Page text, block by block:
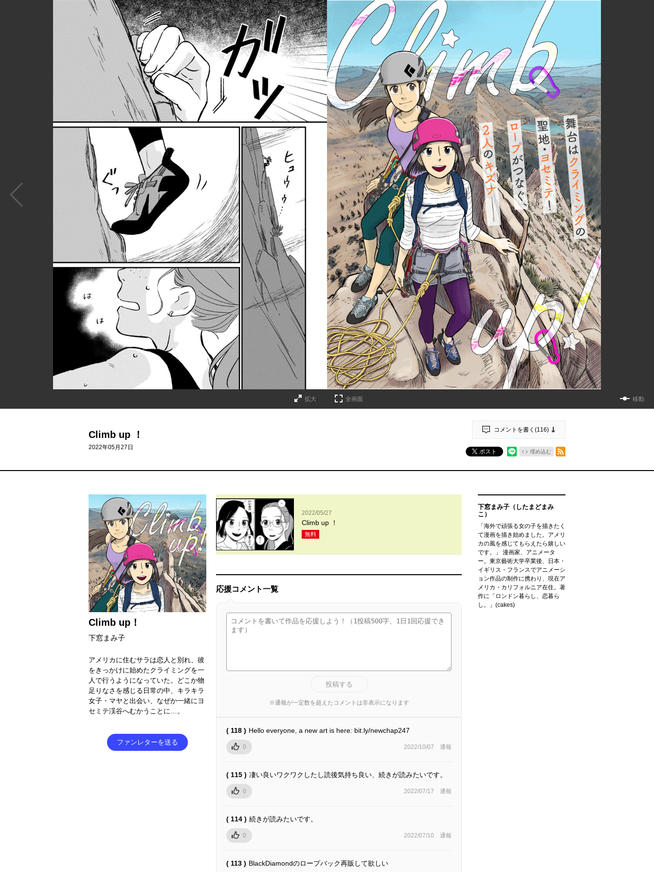
拡大 全画面 移動
Climb up ！
2022年05月27日
コメントを書く(116)
ポスト 埋め込む
Climb up！
下窓まみ子
アメリカに住むサラは恋人と別れ、彼
をきっかけに始めたクライミングを一
人で行うようになっていた。どこか物
足りなさを感じる日常の中、キラキラ
女子・マヤと出会い、なぜか一緒にヨ
セミテ渓谷へむかうことに…。
ファンレターを送る
2022/05/27
Climb up ！
無料
応援コメント一覧
投稿する
※通報が一定数を超えたコメントは非表示になります
( 118 ) Hello everyone, a new art is here: bit.ly/newchap247
0 2022/10/07 通報
( 115 ) 凄い良いワクワクしたし読後気持ち良い、続きが読みたいです。
0 2022/07/17 通報
( 114 ) 続きが読みたいです。
0 2022/07/10 通報
( 113 ) BlackDiamondのロープバック再販して欲しい
下窓まみ子（したまどまみ
こ）
「海外で頑張る女の子を描きたく
て漫画を描き始めました。アメリ
カの風を感じてもらえたら嬉しい
です。」 漫画家、アニメータ
ー。東京藝術大学卒業後、日本・
イギリス・フランスでアニメーシ
ョン作品の制作に携わり、現在ア
メリカ・カリフォルニア在住。著
作に「ロンドン暮らし、恋暮ら
し。」(cakes)